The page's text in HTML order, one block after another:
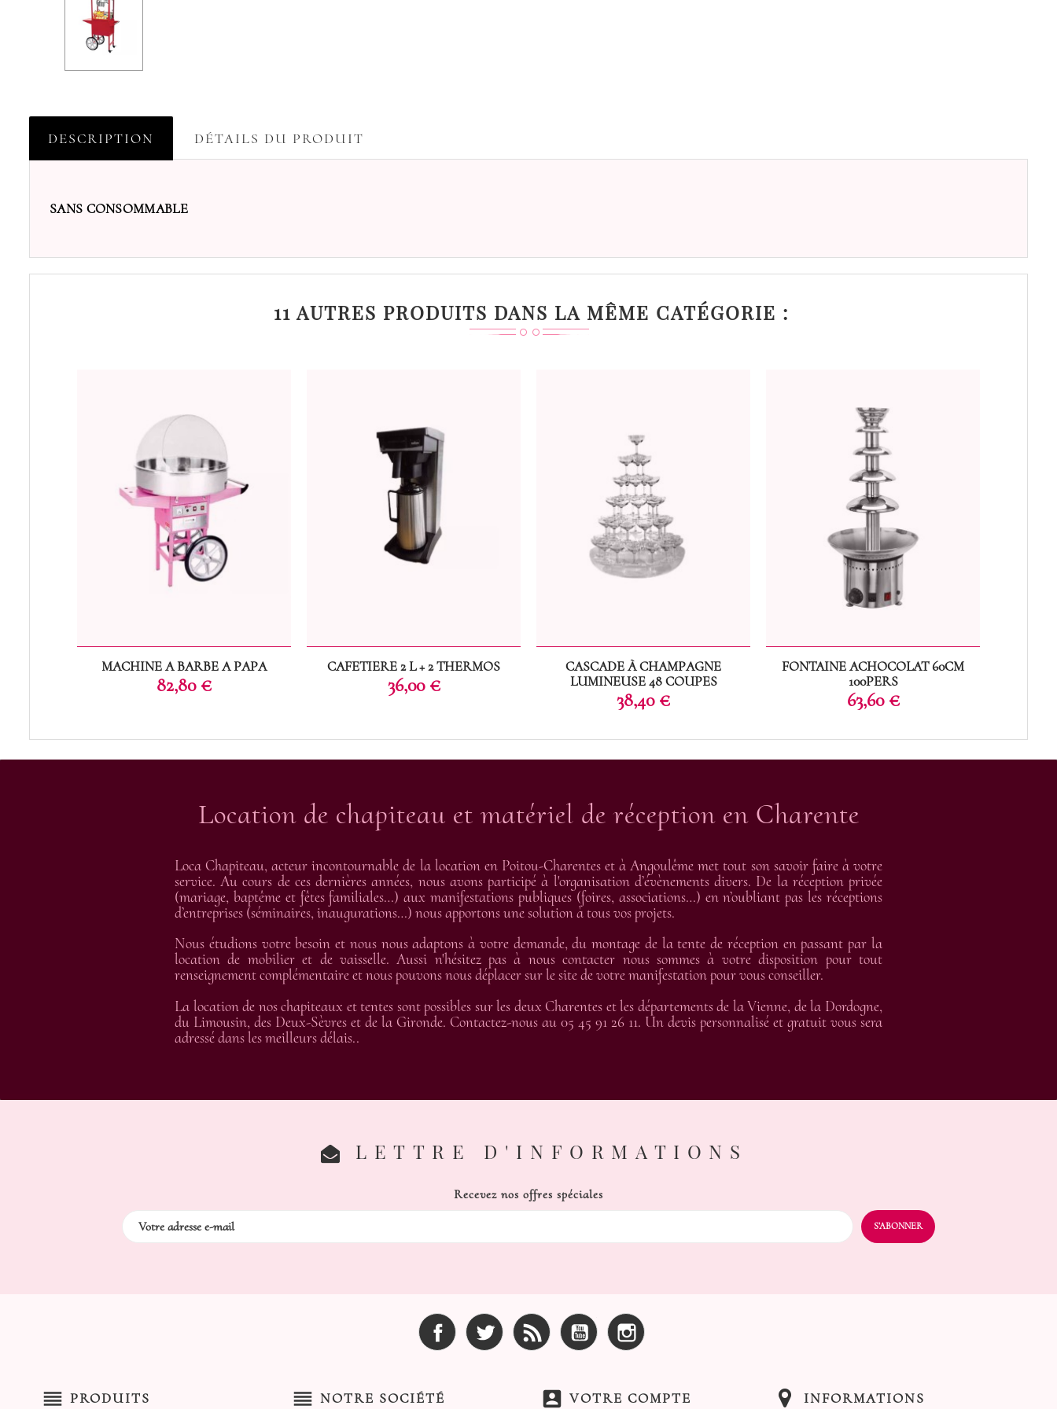
DESCRIPTION DÉTAILS DU PRODUIT
SANS CONSOMMABLE
11 AUTRES PRODUITS DANS LA MÊME CATÉGORIE :
MACHINE A BARBE A PAPA
Prix
82,80 €
CAFETIERE 2 L + 2 THERMOS
Prix
36,00 €
CASCADE À CHAMPAGNE
LUMINEUSE 48 COUPES
Prix
38,40 €
FONTAINE ACHOCOLAT 60CM
100PERS
Prix
63,60 €
Location de chapiteau et matériel de réception en Charente
Loca Chapiteau, acteur incontournable de la location en Poitou-Charentes et à Angoulême met tout son savoir faire à votre
service. Au cours de ces dernières années, nous avons participé à l'organisation d’évènements divers. De la réception privée
(mariage, baptême et fêtes familiales…) aux manifestations publiques (foires, associations…) en n’oubliant pas les réceptions
d’entreprises (séminaires, inaugurations…) nous apportons une solution à tous vos projets.
Nous étudions votre besoin et nous nous adaptons à votre demande, du montage de la tente de réception en passant par la
location de mobilier et de vaisselle. Aussi n'hésitez pas à nous contacter nous sommes à votre disposition pour tout
renseignement complémentaire et nous pouvons nous déplacer sur le site de votre manifestation pour vous conseiller.
La location de nos chapiteaux et tentes sont possibles sur les deux Charentes et les départements de la Vienne, de la Dordogne,
du Limousin, des Deux-Sèvres et de la Gironde. Contactez-nous au 05 45 91 26 11. Un devis personnalisé et gratuit vous sera
adressé dans les meilleurs délais..
LETTRE D'INFORMATIONS
Recevez nos offres spéciales
Facebook Twitter Rss YouTube
reorder PRODUITS reorder NOTRE SOCIÉTÉ account_box VOTRE COMPTE INFORMATIONS